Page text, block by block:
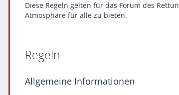
Diese Regeln gelten für das Forum des
Atmosphäre für alle zu bieten.
Regeln
Allgemeine Informationen